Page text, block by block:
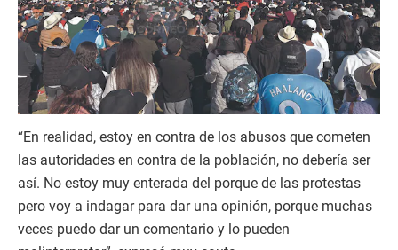
“En realidad, estoy en contra de los abusos que cometen
las autoridades en contra de la población, no debería ser
así. No estoy muy enterada del porque de las protestas
pero voy a indagar para dar una opinión, porque muchas
veces puedo dar un comentario y lo pueden